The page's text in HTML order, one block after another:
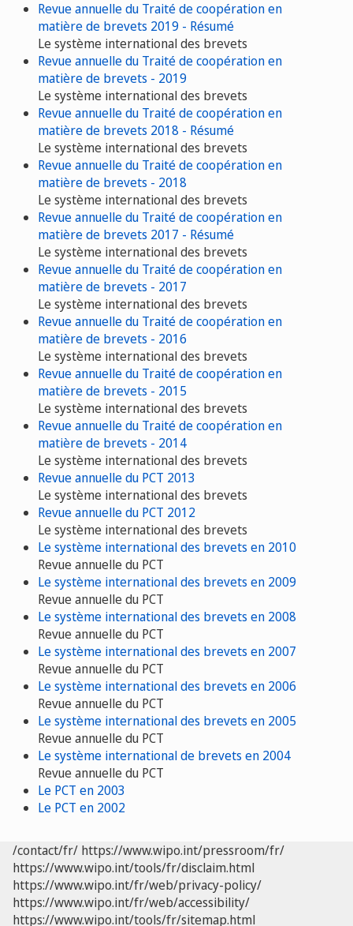
Revue annuelle du Traité de coopération en
matière de brevets 2019 - Résumé
Le système international des brevets
Revue annuelle du Traité de coopération en
matière de brevets - 2019
Le système international des brevets
Revue annuelle du Traité de coopération en
matière de brevets 2018 - Résumé
Le système international des brevets
Revue annuelle du Traité de coopération en
matière de brevets - 2018
Le système international des brevets
Revue annuelle du Traité de coopération en
matière de brevets 2017 - Résumé
Le système international des brevets
Revue annuelle du Traité de coopération en
matière de brevets - 2017
Le système international des brevets
Revue annuelle du Traité de coopération en
matière de brevets - 2016
Le système international des brevets
Revue annuelle du Traité de coopération en
matière de brevets - 2015
Le système international des brevets
Revue annuelle du Traité de coopération en
matière de brevets - 2014
Le système international des brevets
Revue annuelle du PCT 2013
Le système international des brevets
Revue annuelle du PCT 2012
Le système international des brevets
Le système international des brevets en 2010
Revue annuelle du PCT
Le système international des brevets en 2009
Revue annuelle du PCT
Le système international des brevets en 2008
Revue annuelle du PCT
Le système international des brevets en 2007
Revue annuelle du PCT
Le système international des brevets en 2006
Revue annuelle du PCT
Le système international des brevets en 2005
Revue annuelle du PCT
Le système international de brevets en 2004
Revue annuelle du PCT
Le PCT en 2003
Le PCT en 2002
/contact/fr/ https://www.wipo.int/pressroom/fr/
https://www.wipo.int/tools/fr/disclaim.html
https://www.wipo.int/fr/web/privacy-policy/
https://www.wipo.int/fr/web/accessibility/
https://www.wipo.int/tools/fr/sitemap.html